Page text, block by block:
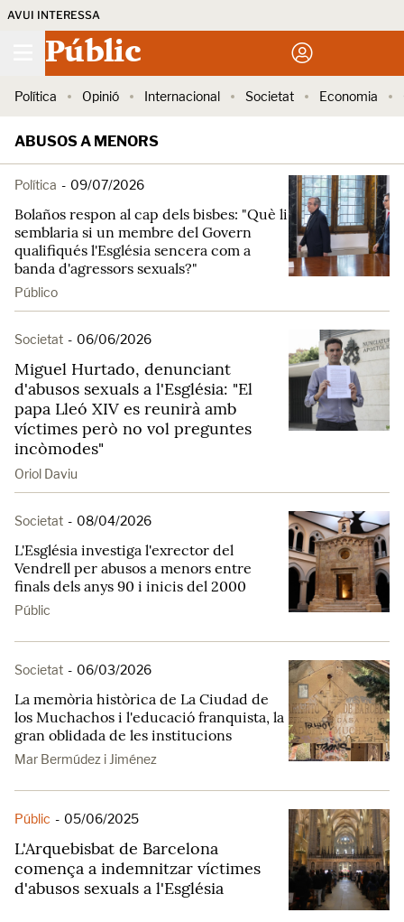
AVUI INTERESSA
Públic
Política Opinió Internacional Societat Economia
ABUSOS A MENORS
Política - 09/07/2026
Bolaños respon al cap dels bisbes: "Què li
semblaria si un membre del Govern
qualifiqués l'Església sencera com a
banda d'agressors sexuals?"
Público
Societat - 06/06/2026
Miguel Hurtado, denunciant
d'abusos sexuals a l'Església: "El
papa Lleó XIV es reunirà amb
víctimes però no vol preguntes
incòmodes"
Oriol Daviu
Societat - 08/04/2026
L'Església investiga l'exrector del
Vendrell per abusos a menors entre
finals dels anys 90 i inicis del 2000
Públic
Societat - 06/03/2026
La memòria històrica de La Ciudad de
los Muchachos i l'educació franquista, la
gran oblidada de les institucions
Mar Bermúdez i Jiménez
Públic - 05/06/2025
L'Arquebisbat de Barcelona
comença a indemnitzar víctimes
d'abusos sexuals a l'Església